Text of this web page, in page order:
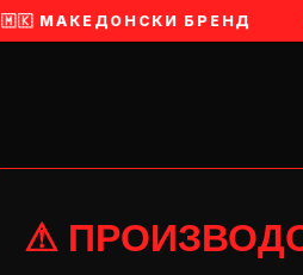
🇲🇰 МАКЕДОНСКИ БРЕНД
⚠